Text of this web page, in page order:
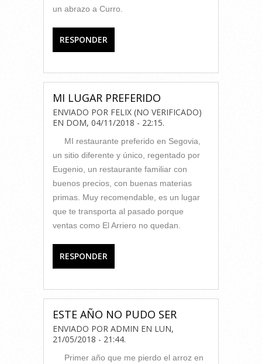
un abrazo a Curro.
RESPONDER
MI LUGAR PREFERIDO
ENVIADO POR FELIX (NO VERIFICADO)
EN DOM, 04/11/2018 - 22:15.
MI restaurante preferido en Segovia,
un sitio diferente y único, regentado por
Eugenio, un restaurante familiar con
buenos precios, con buenas materias
primas. Muy recomendable, es un lugar
que te transporta al pasado porque
ventas como El Arriero no quedan.
RESPONDER
ESTE AÑO NO PUDO SER
ENVIADO POR ADMIN EN LUN,
21/05/2018 - 21:44.
Primer año que me pierdo el arroz en